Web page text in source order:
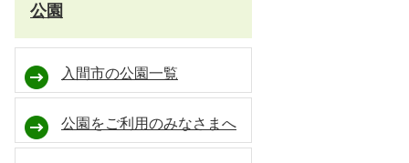
公園
入間市の公園一覧
公園をご利用のみなさまへ